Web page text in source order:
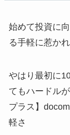
始めて投資に
る手軽に惹か
やはり最初に
てもハードル
プラス】
軽さ